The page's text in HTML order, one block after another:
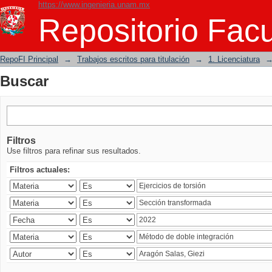
https://www.ingenieria.unam.mx
Repositorio
Buscar
RepoFI Principal → Trabajos escritos para titulación → 1. Licenciatura
Buscar
Filtros
Use filtros para refinar sus resultados.
Filtros actuales: